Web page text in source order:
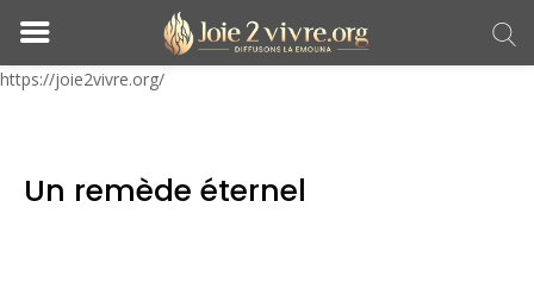
https://joie2vivre.org/
Un remède éternel